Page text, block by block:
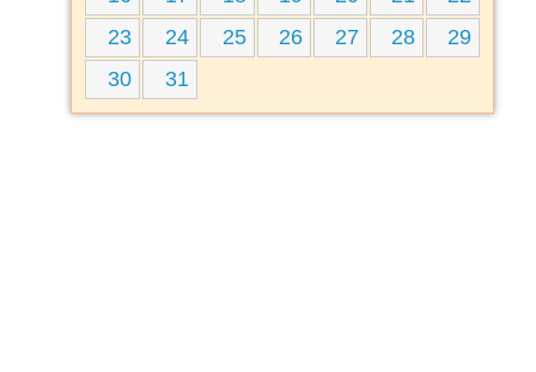
23
24 25 26 27 28
29
30
31